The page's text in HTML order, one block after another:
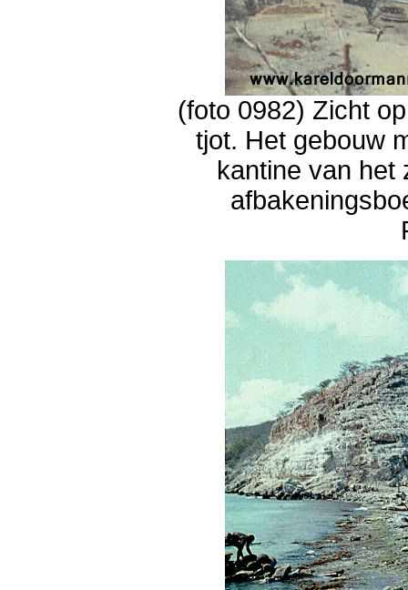
(foto 0982) Zicht
tjot. Het gebouw
kantine van het